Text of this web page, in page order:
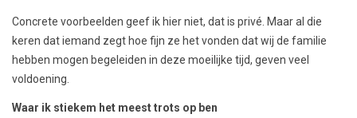
Concrete voorbeelden geef ik hier niet, dat is privé. Maar al die
keren dat iemand zegt hoe fijn ze het vonden dat wij de familie
hebben mogen begeleiden in deze moeilijke tijd, geven veel
voldoening.
Waar ik stiekem het meest trots op ben